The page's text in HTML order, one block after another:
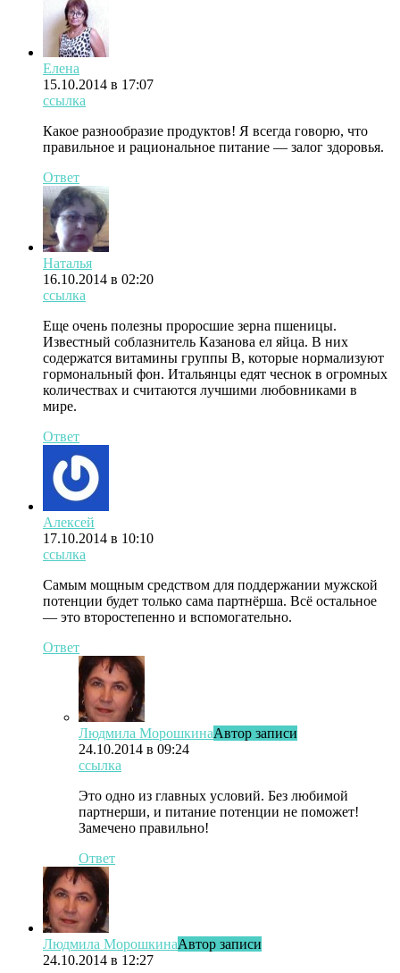
Елена
15.10.2014 в 17:07
ссылка
Какое разнообразие продуктов! Я всегда говорю, что
правильное и рациональное питание — залог здоровья.
Ответ
Наталья
16.10.2014 в 02:20
ссылка
Еще очень полезны проросшие зерна пшеницы.
Известный соблазнитель Казанова ел яйца. В них
содержатся витамины группы В, которые нормализуют
гормональный фон. Итальянцы едят чеснок в огромных
количествах и считаются лучшими любовниками в
мире.
Ответ
Алексей
17.10.2014 в 10:10
ссылка
Самым мощным средством для поддержании мужской
потенции будет только сама партнёрша. Всё остальное
— это второстепенно и вспомогательно.
Ответ
Людмила МорошкинаАвтор записи
24.10.2014 в 09:24
ссылка
Это одно из главных условий. Без любимой
партнерши, и питание потенции не поможет!
Замечено правильно!
Ответ
Людмила МорошкинаАвтор записи
24.10.2014 в 12:27